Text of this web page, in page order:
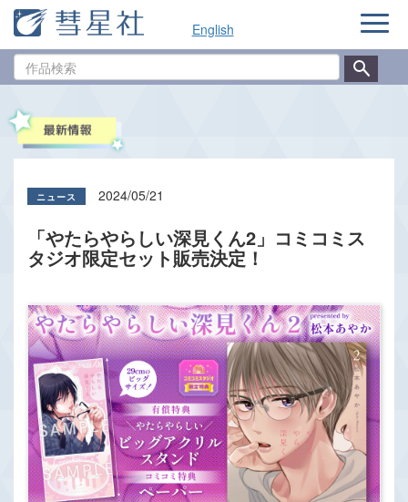
English
品
ナ
ゲ
2024/05/21
「やたらやらしい深見くん2」コミコミス
タジオ限定セット販売決定！